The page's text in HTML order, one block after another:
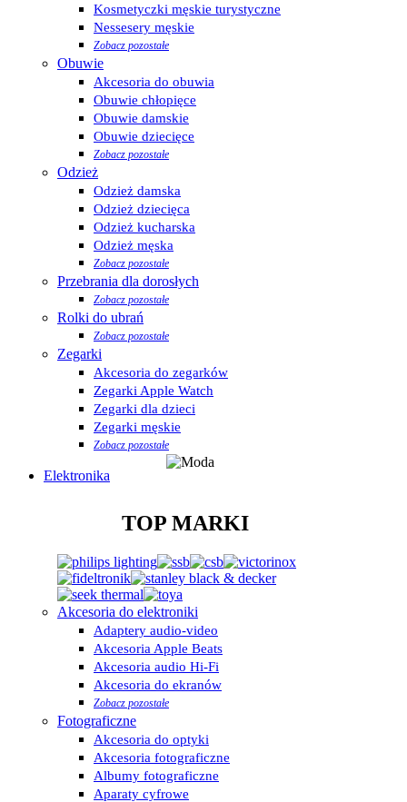
Kosmetyczki męskie turystyczne
Nessesery męskie
Zobacz pozostałe
Obuwie
Akcesoria do obuwia
Obuwie chłopięce
Obuwie damskie
Obuwie dziecięce
Zobacz pozostałe
Odzież
Odzież damska
Odzież dziecięca
Odzież kucharska
Odzież męska
Zobacz pozostałe
Przebrania dla dorosłych
Zobacz pozostałe
Rolki do ubrań
Zobacz pozostałe
Zegarki
Akcesoria do zegarków
Zegarki Apple Watch
Zegarki dla dzieci
Zegarki męskie
Zobacz pozostałe
Elektronika
TOP MARKI
Akcesoria do elektroniki
Adaptery audio-video
Akcesoria Apple Beats
Akcesoria audio Hi-Fi
Akcesoria do ekranów
Zobacz pozostałe
Fotograficzne
Akcesoria do optyki
Akcesoria fotograficzne
Albumy fotograficzne
Aparaty cyfrowe